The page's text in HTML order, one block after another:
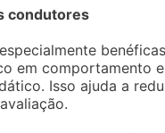
condutores
em comportamento
Isso ajuda a